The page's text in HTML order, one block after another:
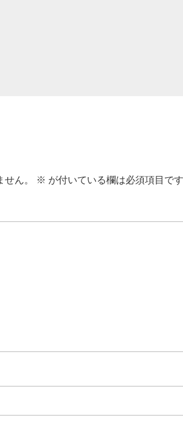
ん。 ※ が付いている欄は必須項目です